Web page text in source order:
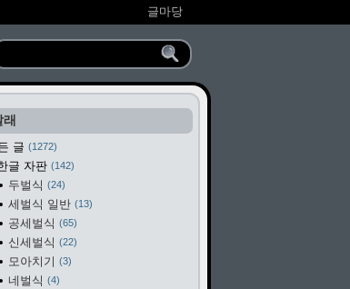
글마당
래
글
1272
글 자판 142
두벌식 24
세벌식 일반 13
공세벌식 65
신세벌식 22
모아치기 3
네벌식 4